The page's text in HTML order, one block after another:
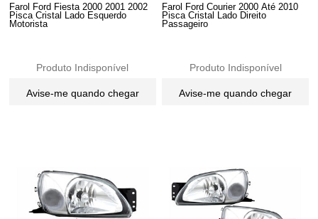
Farol Ford Fiesta 2000 2001 2002
Pisca Cristal Lado Esquerdo
Motorista
Produto Indisponível
Avise-me quando chegar
Farol Ford Courier 2000 Até 2010
Pisca Cristal Lado Direito
Passageiro
Produto Indisponível
Avise-me quando chegar